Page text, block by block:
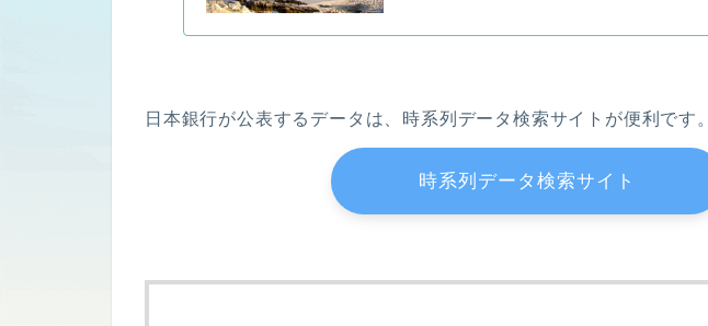
日本銀行が公表するデータは、時系列データ検索サイトが便利です。
時系列データ検索サイト